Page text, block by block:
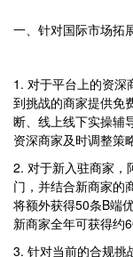
一、针对国际市场拓
1. 对于平台上的资深
到挑战的商家提供免
断、线上线下实操辅
资深商家及时调整策
2. 对于新入驻商家，
门，并结合新商家的
将额外获得50条B端
新商家全年可获得约
3. 针对当前的合规挑